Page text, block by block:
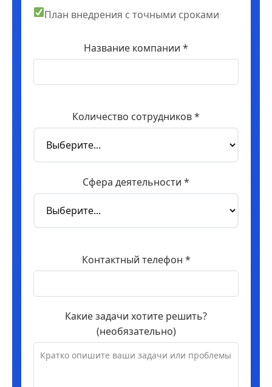
План внедрения с точными сроками
Название компании *
Количество сотрудников *
Сфера деятельности *
Контактный телефон *
Какие задачи хотите решить?
(необязательно)